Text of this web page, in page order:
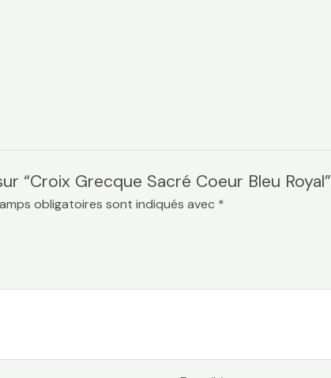
“Croix Grecque Sacré Coeur Bleu Royal”
obligatoires sont indiqués avec *